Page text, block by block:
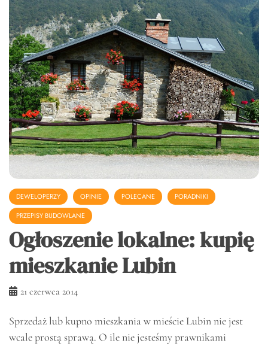
DEWELOPERZY OPINIE POLECANE
PORADNIKI
PRZEPISY BUDOWLANE
Ogłoszenie lokalne: kupię
mieszkanie Lubin
21 czerwca 2014
Sprzedaż lub kupno mieszkania w mieście Lubin nie jest
wcale prostą sprawą. O ile nie jesteśmy prawnikami